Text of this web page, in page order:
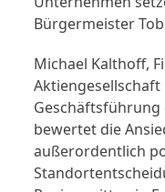
Bürgermeister
Michael Kalthoff,
Geschäftsführung
bewertet die
außerordentlich